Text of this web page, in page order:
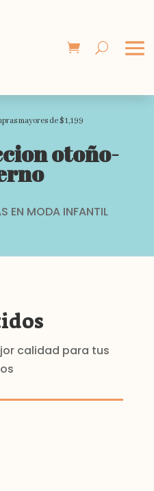
mayores de $1,199
otoño-
EN MODA INFANTIL
calidad para tus